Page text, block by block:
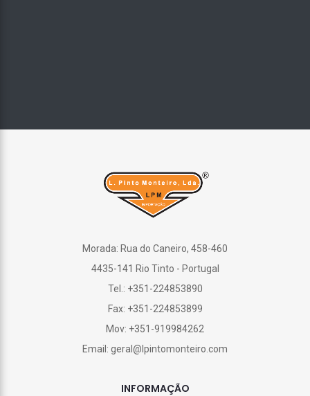
Morada: Rua do Caneiro, 458-460
4435-141 Rio Tinto - Portugal
Tel.: +351-224853890
Fax: +351-224853899
Mov: +351-919984262
Email: geral@lpintomonteiro.com
INFORMAÇÃO